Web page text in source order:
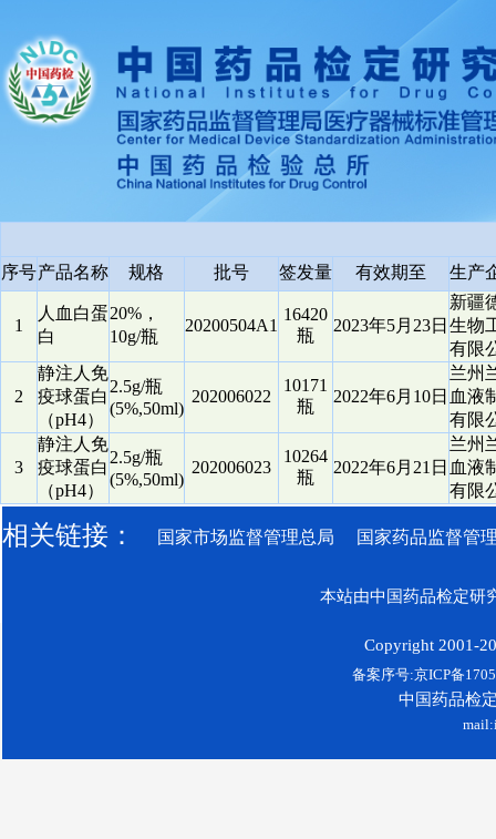
序号产品名称 规格 批号 签发量 有效期至 生产
1
人血白蛋
白
20%，
10g/瓶
20200504A1
16420
瓶
2023年5月23日
新疆
生物
有限
2
静注人免
疫球蛋白
（pH4）
2.5g/瓶
(5%,50ml)
202006022
10171
瓶
2022年6月10日
兰州
血液
有限
3
静注人免
疫球蛋白
（pH4）
2.5g/瓶
(5%,50ml)
202006023
10264
瓶
2022年6月21日
兰州
血液
有限
相关链接： 国家市场监督管理总局 国家药品监督管
本站由中国药品检定研
Copyright 2001-
备案序号:京ICP备
中国药品检